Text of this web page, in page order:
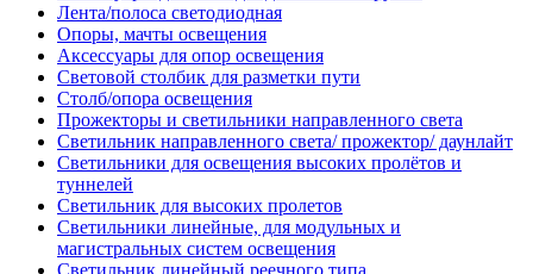
Лента/полоса светодиодная
Опоры, мачты освещения
Аксессуары для опор освещения
Световой столбик для разметки пути
Столб/опора освещения
Прожекторы и светильники направленного света
Светильник направленного света/ прожектор/ даунлайт
Светильники для освещения высоких пролётов и
туннелей
Светильник для высоких пролетов
Светильники линейные, для модульных и
магистральных систем освещения
Светильник линейный реечного типа